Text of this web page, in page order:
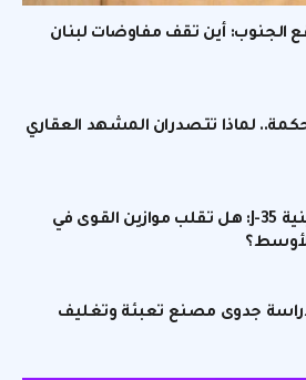
الجنوب: أين تقف مفاوضات لبنان
لماذا تتصدران المشهد العقاري
المقاتلة الشبحية الصينية J-35: هل تقلب موازين القوى في
جدوى مصنع تعبئة وتغليف